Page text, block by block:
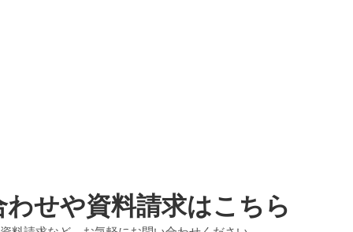
せや資料請求はこちら